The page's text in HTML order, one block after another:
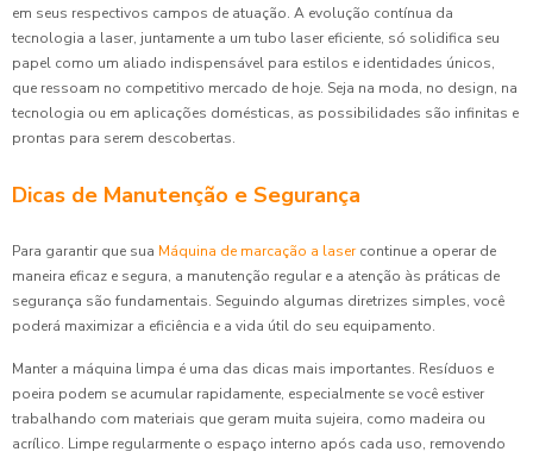
em seus respectivos campos de atuação. A evolução contínua da
tecnologia a laser, juntamente a um tubo laser eficiente, só solidifica seu
papel como um aliado indispensável para estilos e identidades únicos,
que ressoam no competitivo mercado de hoje. Seja na moda, no design, na
tecnologia ou em aplicações domésticas, as possibilidades são infinitas e
prontas para serem descobertas.
Dicas de Manutenção e Segurança
Para garantir que sua Máquina de marcação a lasercontinue a operar de
maneira eficaz e segura, a manutenção regular e a atenção às práticas de
segurança são fundamentais. Seguindo algumas diretrizes simples, você
poderá maximizar a eficiência e a vida útil do seu equipamento.
Manter a máquina limpa é uma das dicas mais importantes. Resíduos e
poeira podem se acumular rapidamente, especialmente se você estiver
trabalhando com materiais que geram muita sujeira, como madeira ou
acrílico. Limpe regularmente o espaço interno após cada uso, removendo